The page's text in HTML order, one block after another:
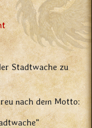
Stadtwache zu
nach dem Motto: